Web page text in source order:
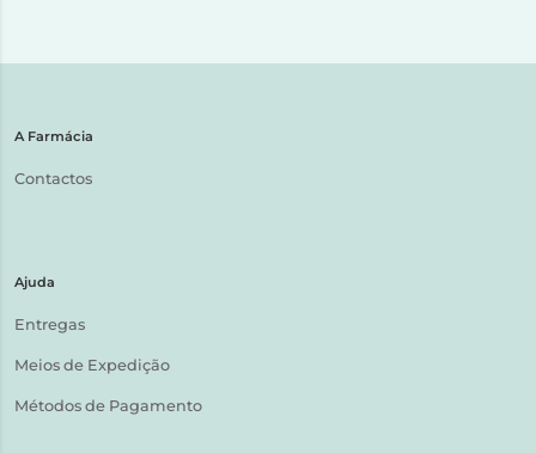
A Farmácia
Contactos
Ajuda
Entregas
Meios de Expedição
Métodos de Pagamento